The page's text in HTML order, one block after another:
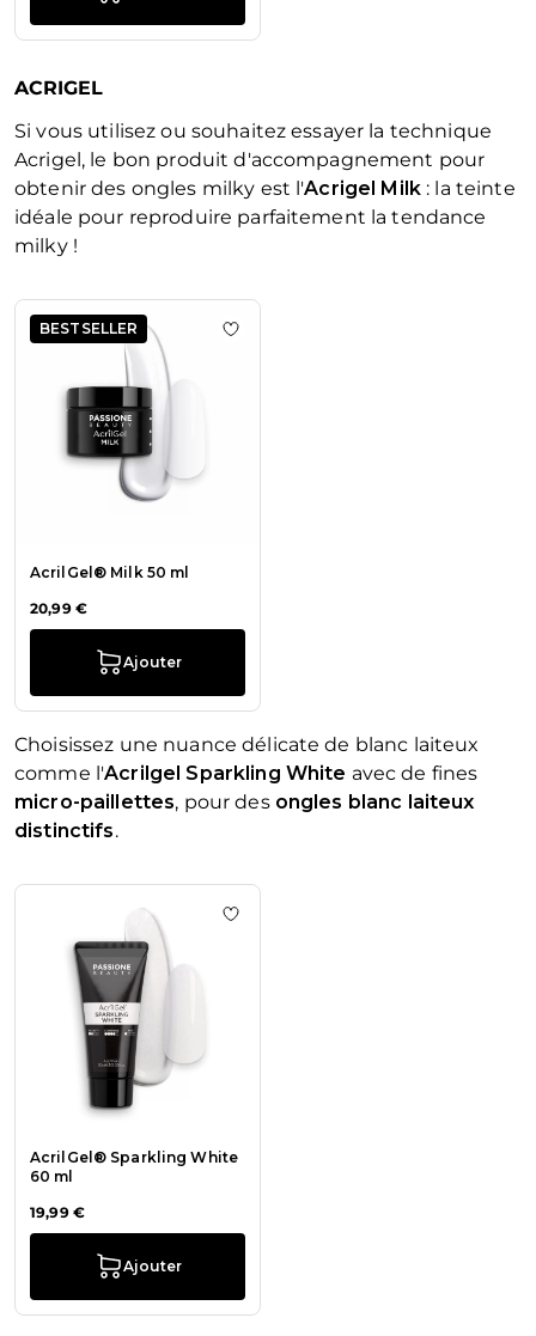
ACRIGEL
Si vous utilisez ou souhaitez essayer la technique
Acrigel, le bon produit d'accompagnement pour
obtenir des ongles milky est l'Acrigel Milk : la teinte
idéale pour reproduire parfaitement la tendance
milky !
La navigation entre les éléments du carrousel est possible
Appuyez pour passer le carrousel
BESTSELLER
AcrilGel® Milk 50 ml
20,99 €
Ajouter
Ajouter à la liste de souhaits
Choisissez une nuance délicate de blanc laiteux
comme l'Acrilgel Sparkling White avec de fines
micro-paillettes, pour des ongles blanc laiteux
distinctifs.
La navigation entre les éléments du carrousel est possible
Appuyez pour passer le carrousel
AcrilGel® Sparkling White
60 ml
19,99 €
Ajouter
Ajouter à la liste de souhaits